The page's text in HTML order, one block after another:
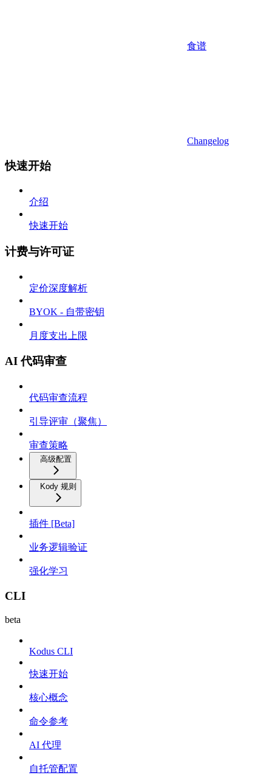
食谱
Changelog
快速开始
介绍
快速开始
计费与许可证
定价深度解析
BYOK - 自带密钥
月度支出上限
AI 代码审查
代码审查流程
引导评审（聚焦）
审查策略
高级配置
Kody 规则
插件 [Beta]
业务逻辑验证
强化学习
CLI
beta
Kodus CLI
快速开始
核心概念
命令参考
AI 代理
自托管配置